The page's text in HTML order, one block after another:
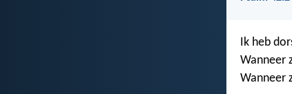
Ik heb
Wanneer
Wanneer